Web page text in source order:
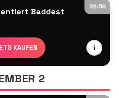
22:59
Baddest
KAUFEN i
2